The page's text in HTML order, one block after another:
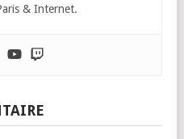
& Internet.